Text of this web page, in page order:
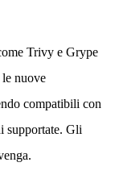
Trivy e Grype
nuove
compatibili con
supportate. Gli